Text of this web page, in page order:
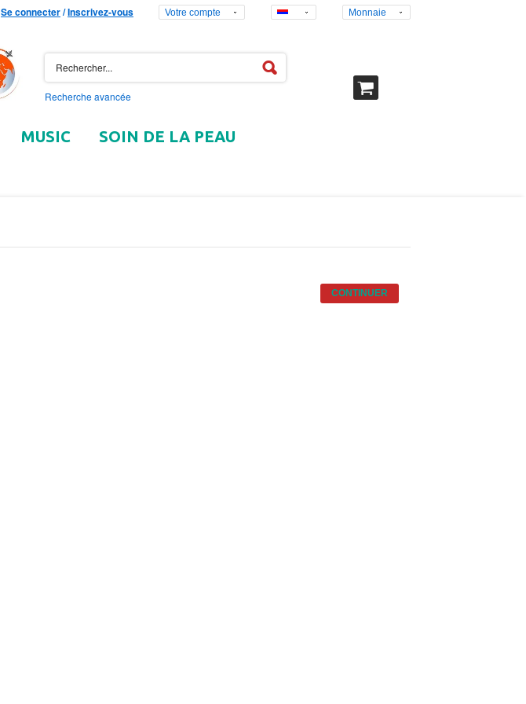
Se connecter/Inscrivez-vous Votre compte Monnaie
Recherche avancée
MUSIC SOIN DE LA PEAU
CONTINUER